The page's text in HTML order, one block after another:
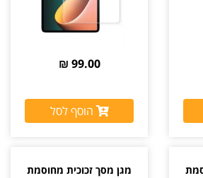
99.00 ₪
הוסף לסל
מגן מסך זכוכית מחוסמת